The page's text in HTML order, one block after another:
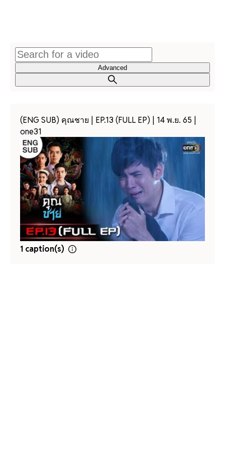
Advanced
(ENG SUB) คุณชาย | EP.13 (FULL EP) | 14 พ.ย. 65 |
one31
1 caption(s)